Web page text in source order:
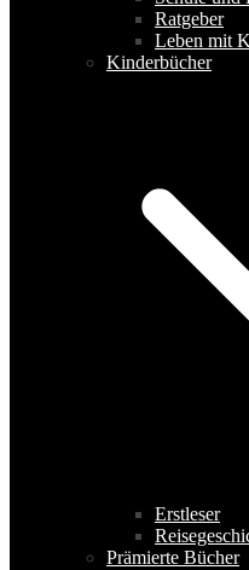
Ratgeber
Leben mit
Kinderbücher
Erstleser
Prämierte Bücher